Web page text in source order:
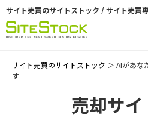
サイト売買のサイトストック / サイト売買
サイト売買のサイトストック ＞ AIがあな
す
売却サ